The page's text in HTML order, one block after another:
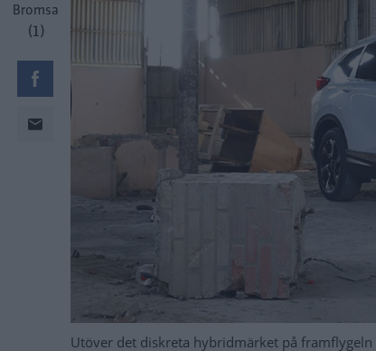
Bromsa
(1)
Utöver det diskreta hybridmärket på